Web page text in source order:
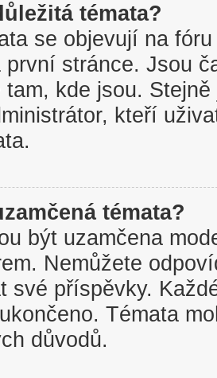
témata?
se objevují na
první stránce. Jsou
kde jsou.
kteří
témata?
být uzamčena
Nemůžete
své příspěvky.
Témata
důvodů.